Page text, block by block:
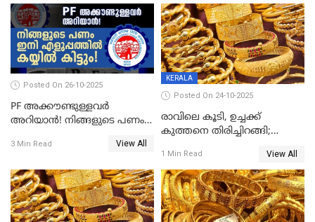
POVERTY
Posted On 26-10-2025
PF അക്കൗണ്ടുള്ളവർ
അറിയാൻ! നിങ്ങളുടെ പണം
കിട്ടും!
3 Min Read View All
KERALA
Posted On 24-10-2025
രാവിലെ കൂടി, ഉച്ചക്ക്
കുത്തനെ തിരിച്ചിറങ്ങി;
കുറഞ്ഞു
1 Min Read View All